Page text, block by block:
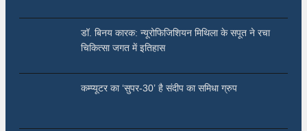
डॉ. बिनय कारक: न्यूरोफिजिशियन मिथिला के सपूत ने रचा
चिकित्सा जगत में इतिहास
कम्प्यूटर का ‘सुपर-30’ है संदीप का समिधा ग्रुप